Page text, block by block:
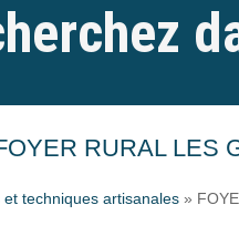
RURAL LES
techniques artisanales »